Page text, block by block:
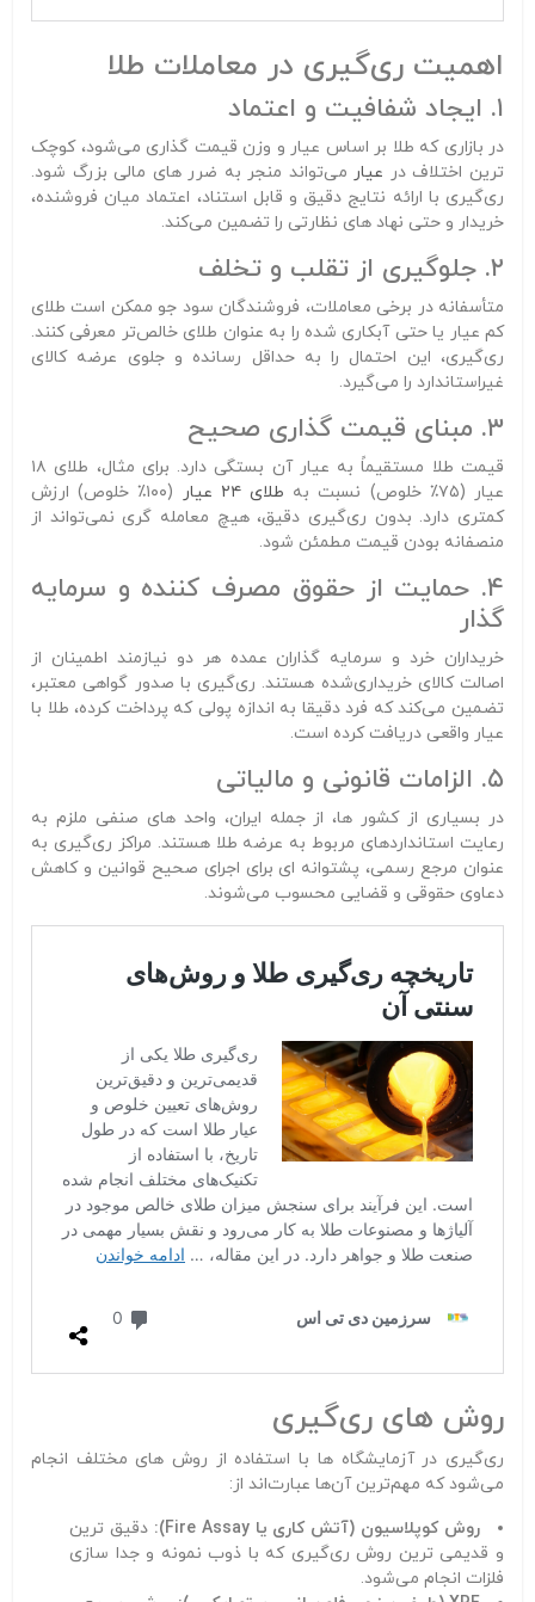
اهمیت ری‌گیری در معاملات طلا
۱. ایجاد شفافیت و اعتماد
در بازاری که طلا بر اساس عیار و وزن قیمت‌ گذاری می‌شود، کوچک‌
ترین اختلاف در عیار می‌تواند منجر به ضرر های مالی بزرگ شود.
ری‌گیری با ارائه نتایج دقیق و قابل استناد، اعتماد میان فروشنده،
خریدار و حتی نهاد های نظارتی را تضمین می‌کند.
۲. جلوگیری از تقلب و تخلف
متأسفانه در برخی معاملات، فروشندگان سود جو ممکن است طلای
کم‌ عیار یا حتی آبکاری‌ شده را به‌ عنوان طلای خالص‌تر معرفی کنند.
ری‌گیری، این احتمال را به حداقل رسانده و جلوی عرضه کالای
غیراستاندارد را می‌گیرد.
۳. مبنای قیمت‌ گذاری صحیح
قیمت طلا مستقیماً به عیار آن بستگی دارد. برای مثال، طلای ۱۸
عیار (۷۵٪ خلوص) نسبت به
طلای ۲۴ عیار
(۱۰۰٪ خلوص) ارزش
کمتری دارد. بدون ری‌گیری دقیق، هیچ معامله‌ گری نمی‌تواند از
منصفانه بودن قیمت مطمئن شود.
۴. حمایت از حقوق مصرف‌ کننده و سرمایه‌
گذار
خریداران خرد و سرمایه‌ گذاران عمده هر دو نیازمند اطمینان از
اصالت کالای خریداری‌شده هستند. ری‌گیری با صدور گواهی معتبر،
تضمین می‌کند که فرد دقیقا به اندازه پولی که پرداخت کرده، طلا با
عیار واقعی دریافت کرده است.
۵. الزامات قانونی و مالیاتی
در بسیاری از کشور ها، از جمله ایران، واحد های صنفی ملزم به
رعایت استانداردهای مربوط به عرضه طلا هستند. مراکز ری‌گیری به‌
عنوان مرجع رسمی، پشتوانه‌ ای برای اجرای صحیح قوانین و کاهش
دعاوی حقوقی و قضایی محسوب می‌شوند.
روش‌ های ری‌گیری
ری‌گیری در آزمایشگاه‌ ها با استفاده از روش‌ های مختلف انجام
می‌شود که مهم‌ترین آن‌ها عبارت‌اند از:
روش کوپلاسیون (آتش‌ کاری یا Fire Assay):
دقیق‌ ترین
و قدیمی‌ ترین روش ری‌گیری که با ذوب نمونه و جدا سازی
فلزات انجام می‌شود.